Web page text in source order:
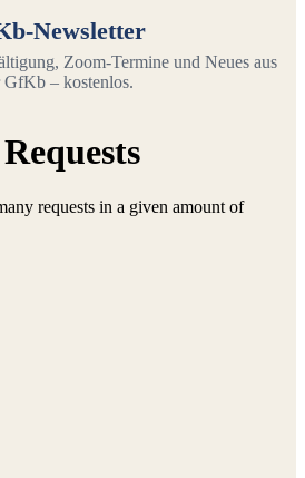
Newsletter
Zoom-Termine und Neues aus
GfKb – kostenlos.